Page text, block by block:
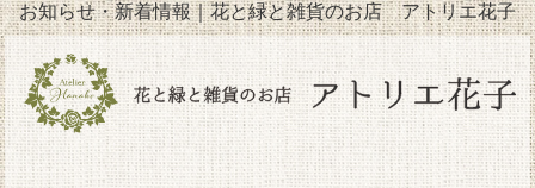
お知らせ・新着情報｜花と緑と雑貨のお店 アトリエ花子